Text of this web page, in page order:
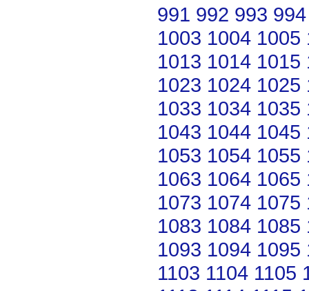
991 992 993 994
1003 1004 1005
1013 1014 1015
1023 1024 1025
1033 1034 1035
1043 1044 1045
1053 1054 1055
1063 1064 1065
1073 1074 1075
1083 1084 1085
1093 1094 1095
1103 1104 1105